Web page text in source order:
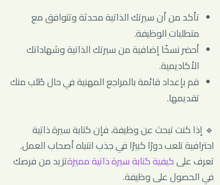
تأكد من أن سيرتك الذاتية محدثة وتتوافق مع
متطلبات الوظيفة.
أحضر نسخًا إضافية من سيرتك الذاتية وشهاداتك
الأكاديمية.
قم بإعداد قائمة بالمراجع المهنية في حال طُلب منك
تقديمها.
🔹 إذا كنت تبحث عن وظيفة، فإن كتابة سيرة ذاتية
احترافية تلعب دورًا كبيرًا في جذب انتباه أصحاب العمل.
تعرف علىكيفية كتابة سيرة ذاتية مميزةتزيد من فرصك
في الحصول على وظيفة.